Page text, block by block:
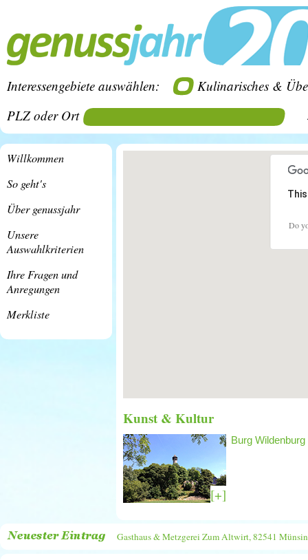
Interessengebiete auswählen:
Kulinarisches &
PLZ oder Ort
Willkommen
So geht's
Über genussjahr
Unsere
Auswahlkriterien
Ihre Fragen und
Anregungen
Merkliste
Do
Kunst & Kultur
[+]
Burg Wildenburg
Gasthaus & Metzgerei Zum Altwirt, 82541